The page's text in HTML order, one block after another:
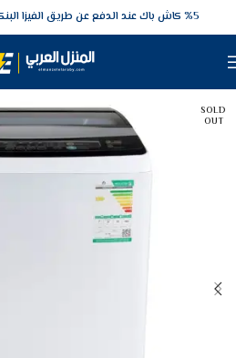
5‎% كاش باك عند الدفع عن طريق الفيزا البنكيه
SOLD
OUT